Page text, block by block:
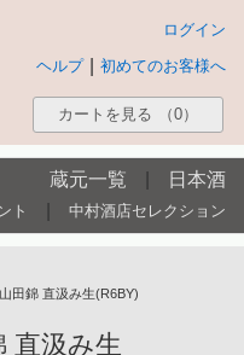
ログイン
初めてのお客様へ
ヘルプ
カートを見る （0）
蔵元一覧 日本酒
ト 中村酒店セレクション
田錦 直汲み生(R6BY)
直汲み生